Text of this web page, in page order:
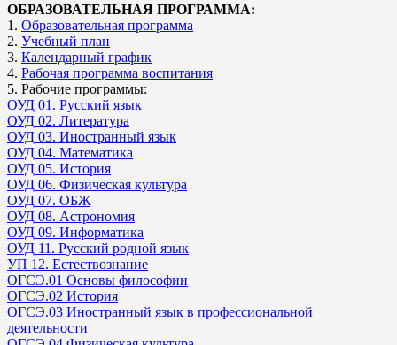
ОБРАЗОВАТЕЛЬНАЯ ПРОГРАММА:
1. Образовательная программа
2. Учебный план
3. Календарный график
4. Рабочая программа воспитания
5. Рабочие программы:
ОУД 01. Русский язык
ОУД 02. Литература
ОУД 03. Иностранный язык
ОУД 04. Математика
ОУД 05. История
ОУД 06. Физическая культура
ОУД 07. ОБЖ
ОУД 08. Астрономия
ОУД 09. Информатика
ОУД 11. Русский родной язык
УП 12. Естествознание
ОГСЭ.01 Основы философии
ОГСЭ.02 История
ОГСЭ.03 Иностранный язык в профессиональной
деятельности